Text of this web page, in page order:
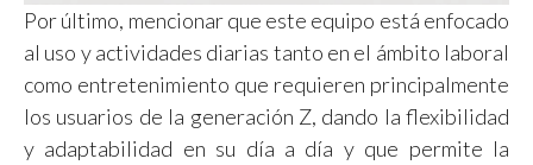
Por último, mencionar que este equipo está enfocado
al uso y actividades diarias tanto en el ámbito laboral
como entretenimiento que requieren principalmente
los usuarios de la generación Z, dando la flexibilidad
y adaptabilidad en su día a día y que permite la